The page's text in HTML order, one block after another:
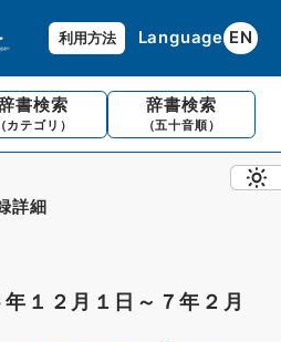
利用方法 Language EN
書検索
（カテゴリ）
辞書検索
（五十音順）
詳細
１２月１日～７年２月